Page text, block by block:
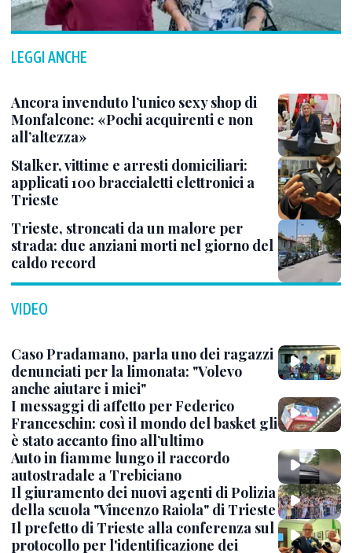
LEGGI ANCHE
Ancora invenduto l’unico sexy shop di
Monfalcone: «Pochi acquirenti e non
all’altezza»
Stalker, vittime e arresti domiciliari:
applicati 100 braccialetti elettronici a
Trieste
Trieste, stroncati da un malore per
strada: due anziani morti nel giorno del
caldo record
VIDEO
Caso Pradamano, parla uno dei ragazzi
denunciati per la limonata: "Volevo
anche aiutare i miei"
I messaggi di affetto per Federico
Franceschin: così il mondo del basket gli
è stato accanto fino all’ultimo
Auto in fiamme lungo il raccordo
autostradale a Trebiciano
Il giuramento dei nuovi agenti di Polizia
della scuola "Vincenzo Raiola" di Trieste
Il prefetto di Trieste alla conferenza sul
protocollo per l'identificazione dei